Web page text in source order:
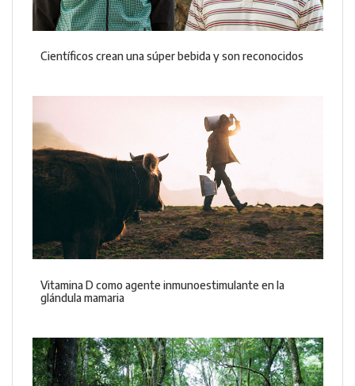
Científicos crean una súper bebida y son reconocidos
Vitamina D como agente inmunoestimulante en la
glándula mamaria